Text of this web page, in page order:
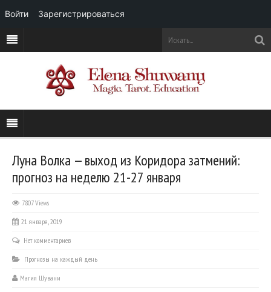
Луна Волка — выход из Коридора затмений:
прогноз на неделю 21-27 января
7807 Views
21 января, 2019
Нет комментариев
Прогнозы на каждый день
Магия Шувани
Войти Зарегистрироваться